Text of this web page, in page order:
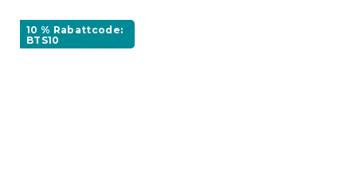
10 % Rabattcode:
BTS10